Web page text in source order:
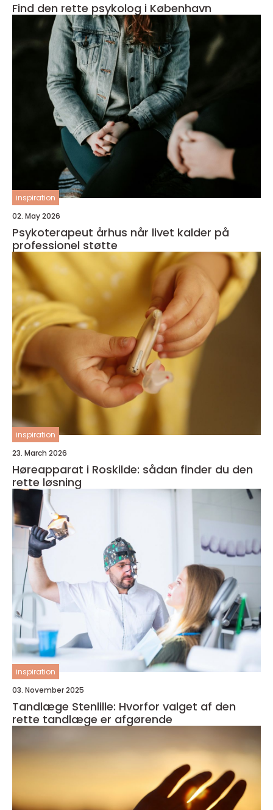
Find den rette psykolog i København
inspiration
02. May 2026
Psykoterapeut århus når livet kalder på
professionel støtte
inspiration
23. March 2026
Høreapparat i Roskilde: sådan finder du den
rette løsning
inspiration
03. November 2025
Tandlæge Stenlille: Hvorfor valget af den
rette tandlæge er afgørende